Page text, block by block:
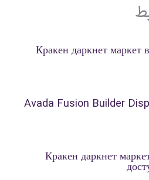
Кракен даркнет маркет
Avada Fusion Builder
Кракен даркнет